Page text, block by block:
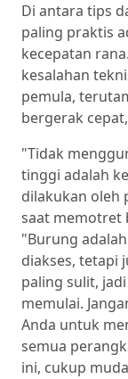
Di antara tips
paling praktis
kecepatan
kesalahan
pemula,
bergerak
"Tidak
tinggi adalah
dilakukan oleh
saat memotret
"Burung
diakses, tetapi
paling sulit,
memulai.
Anda untuk
semua
ini, cukup